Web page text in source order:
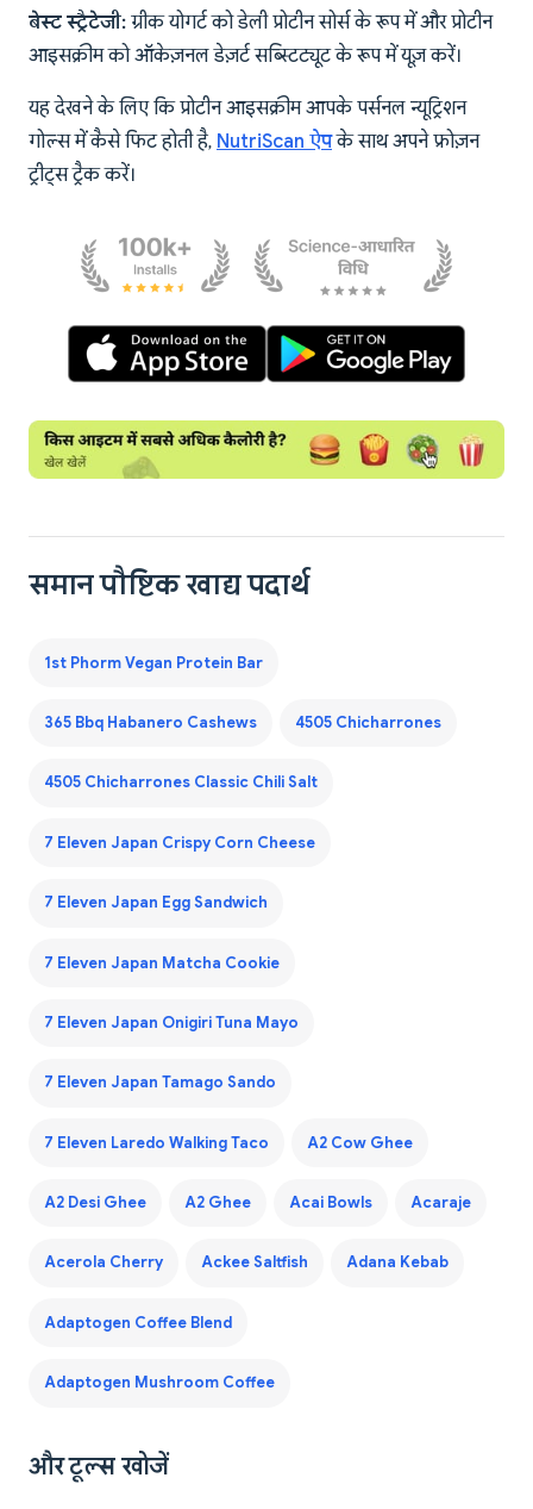
बेस्ट स्ट्रैटेजी: ग्रीक योगर्ट को डेली प्रोटीन सोर्स के रूप में और प्रोटीन
आइसक्रीम को ऑकेज़नल डेज़र्ट सब्स्टिट्यूट के रूप में यूज़ करें।
यह देखने के लिए कि प्रोटीन आइसक्रीम आपके पर्सनल न्यूट्रिशन
गोल्स में कैसे फिट होती है, NutriScan ऐपके साथ अपने फ्रोज़न
ट्रीट्स ट्रैक करें।
समान पौष्टिक खाद्य पदार्थ
1st Phorm Vegan Protein Bar
365 Bbq Habanero Cashews 4505 Chicharrones
4505 Chicharrones Classic Chili Salt
7 Eleven Japan Crispy Corn Cheese
7 Eleven Japan Egg Sandwich
7 Eleven Japan Matcha Cookie
7 Eleven Japan Onigiri Tuna Mayo
7 Eleven Japan Tamago Sando
7 Eleven Laredo Walking Taco A2 Cow Ghee
A2 Desi Ghee A2 Ghee Acai Bowls Acaraje
Acerola Cherry Ackee Saltfish Adana Kebab
Adaptogen Coffee Blend
Adaptogen Mushroom Coffee
और टूल्स खोजें